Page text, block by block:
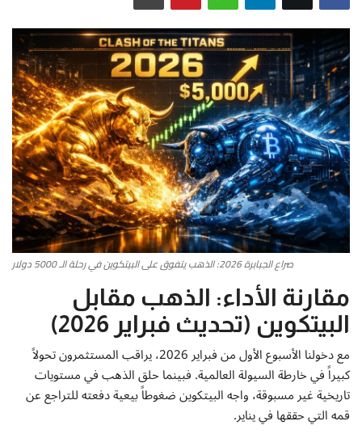
تكنولوجيا وعلوم
صحة ولياقة
أطباق من المطابخ العربية
سياحة وسفر
منوعات عامة
جاليري الفن التشكيلي
من نحن
سياسة الخصوصية
البنود والشروط
رئيس التحرير
إتصل بنا
صراع الجبابرة 2026: الذهب يتفوق على البيتكوين في رحلة الـ 5000 دولار
مقارنة الأداء: الذهب مقابل
البيتكوين (تحديث فبراير 2026)
مع دخولنا الأسبوع الأول من فبراير 2026، يراقب المستثمرون تحولاً
كبيراً في خارطة السيولة العالمية. فبينما حلق الذهب في مستويات
تاريخية غير مسبوقة، واجه البيتكوين ضغوطاً بيعية دفعته للتراجع عن
قمه التي حققها في يناير.